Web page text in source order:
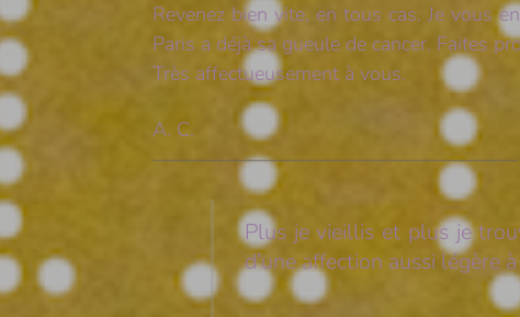
Revenez bien vite, en tous cas. Je vous
Paris a déjà sa gueule de cancer. Faites
Très affectueusement à vous.
A. C.
——————————————————–
Plus je vieillis et plus je
d’une affection aussi légère